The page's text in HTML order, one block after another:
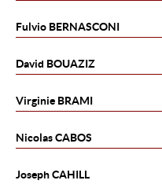
Fulvio BERNASCONI
David BOUAZIZ
Virginie BRAMI
NicolasCABOS
JosephCAHILL